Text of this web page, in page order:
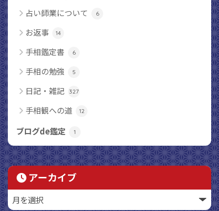
占い師業について 6
お返事 14
手相鑑定書 6
手相の勉強 5
日記・雑記 327
手相観への道 12
ブログde鑑定 1
アーカイブ